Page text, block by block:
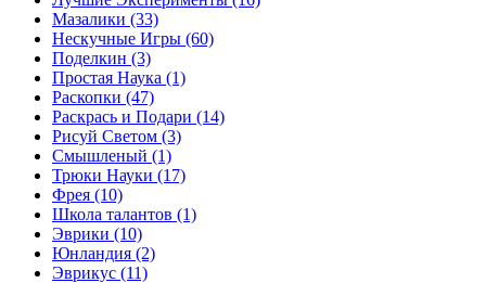
Мазалики (33)
Нескучные Игры (60)
Поделкин (3)
Простая Наука (1)
Раскопки (47)
Раскрась и Подари (14)
Рисуй Светом (3)
Смышленый (1)
Трюки Науки (17)
Фрея (10)
Школа талантов (1)
Эврики (10)
Юнландия (2)
Эврикус (11)